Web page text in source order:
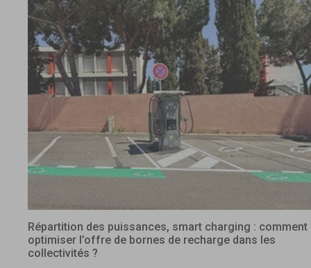
Répartition des puissances, smart charging : comment
optimiser l’offre de bornes de recharge dans les
collectivités ?